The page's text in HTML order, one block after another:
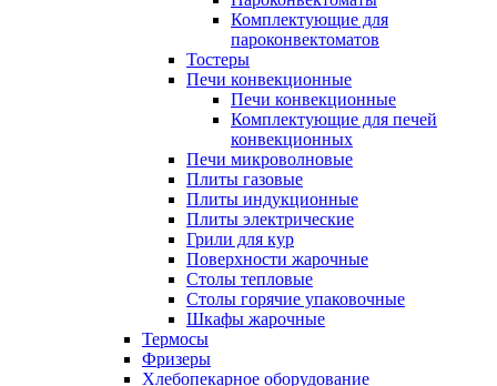
Комплектующие для
пароконвектоматов
Тостеры
Печи конвекционные
Печи конвекционные
Комплектующие для печей
конвекционных
Печи микроволновые
Плиты газовые
Плиты индукционные
Плиты электрические
Грили для кур
Поверхности жарочные
Столы тепловые
Столы горячие упаковочные
Шкафы жарочные
Термосы
Фризеры
Хлебопекарное оборудование